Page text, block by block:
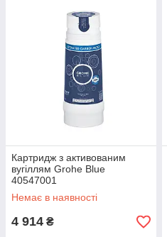
Картридж з активованим
вугіллям Grohe Blue
40547001
Немає в наявності
4 914 ₴